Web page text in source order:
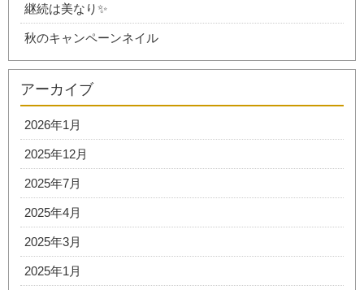
継続は美なり✨
秋のキャンペーンネイル
アーカイブ
2026年1月
2025年12月
2025年7月
2025年4月
2025年3月
2025年1月